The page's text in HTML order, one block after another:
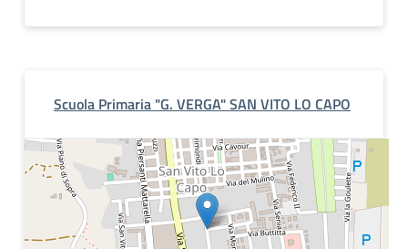
Scuola Primaria "G. VERGA" SAN VITO LO CAPO